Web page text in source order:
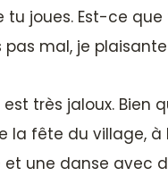
joues. Est-ce
pas mal, je
très jaloux.
la fête du village,
une danse